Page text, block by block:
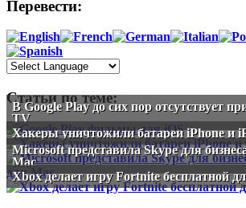
Перевести:
Статьи по теме:
В Google Play до сих пор отсутствует
TV
Хакеры уничтожили батареи iPhone и
Microsoft представила Skype для
Mac
Xbox делает игру Fortnite бесплатной